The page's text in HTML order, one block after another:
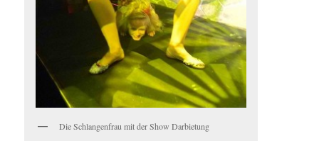
Die Schlangenfrau mit der Show Darbietung